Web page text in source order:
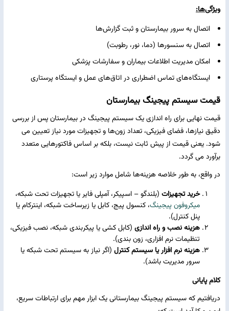
ویژگی‌ها:
اتصال به سرور بیمارستان و ثبت گزارش‌ها
اتصال به سنسورها (دما، نور، رطوبت)
امکان مدیریت اطلاعات بیماران و سفارشات پزشکی
ایستگاه‌های تماس اضطراری در اتاق‌های عمل و ایستگاه پرستاری
قیمت سیستم پیجینگ بیمارستان
قیمت نهایی برای راه ‌اندازی یک سیستم پیجینگ در بیمارستان پس از بررسی
دقیق نیازها، فضای فیزیکی، تعداد زون‌ها و تجهیزات مورد نیاز تعیین می‌
شود. یعنی قیمت از پیش ثابت نیست، بلکه بر اساس فاکتورهایی متعدد
برآورد می ‌گردد.
در واقع، به طور خلاصه هزینه‌ها شامل موارد زیر است:
خرید تجهیزات (بلندگو – اسپیکر، آمپلی ‌فایر یا تجهیزات تحت شبکه،
میکروفون پیجینگ، کنسول پیج، کابل یا زیرساخت شبکه، اینترکام یا
پنل کنترل).
هزینه نصب و راه‌ اندازی (کابل‌ کشی یا پیکربندی شبکه، نصب فیزیکی،
تنظیمات نرم‌ افزاری، زون ‌بندی).
هزینه نرم ‌افزار یا سیستم کنترل (اگر نیاز به سیستم تحت شبکه یا
سرور مدیریت باشد).
کلام پایانی
دریافتیم که سیستم پیجینگ بیمارستانی یک ابزار مهم برای ارتباطات سریع،